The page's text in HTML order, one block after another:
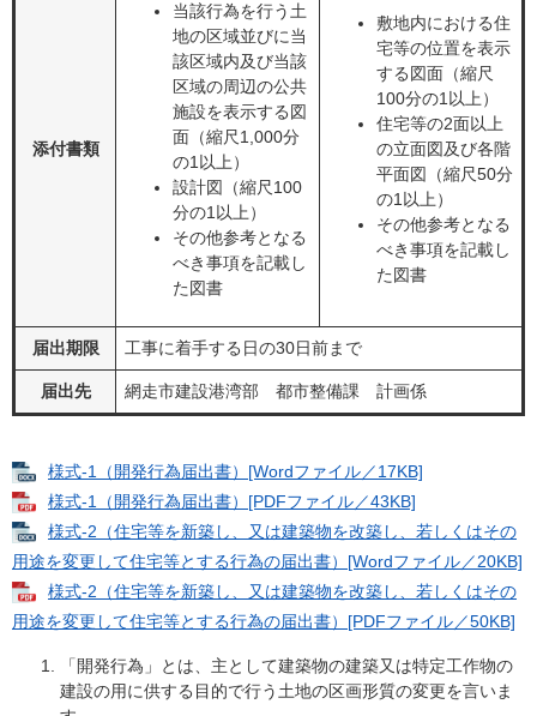
添付書類
当該行為を行う土
地の区域並びに当
該区域内及び当該
区域の周辺の公共
施設を表示する図
面（縮尺1,000分
の1以上）
設計図（縮尺100
分の1以上）
その他参考となる
べき事項を記載し
た図書
敷地内における住
宅等の位置を表示
する図面（縮尺
100分の1以上）
住宅等の2面以上
の立面図及び各階
平面図（縮尺50分
の1以上）
その他参考となる
べき事項を記載し
た図書
届出期限 工事に着手する日の30日前まで
届出先 網走市建設港湾部 都市整備課 計画係
様式-1（開発行為届出書）[Wordファイル／17KB]
様式-1（開発行為届出書）[PDFファイル／43KB]
様式-2（住宅等を新築し、又は建築物を改築し、若しくはその
用途を変更して住宅等とする行為の届出書）[Wordファイル／20KB]
様式-2（住宅等を新築し、又は建築物を改築し、若しくはその
用途を変更して住宅等とする行為の届出書）[PDFファイル／50KB]
「開発行為」とは、主として建築物の建築又は特定工作物の
建設の用に供する目的で行う土地の区画形質の変更を言いま